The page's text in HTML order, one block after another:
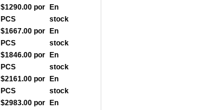
$1290.00 por
PCS
En
stock
$1667.00 por
PCS
En
stock
$1846.00 por
PCS
En
stock
$2161.00 por
PCS
En
stock
$2983.00 por
En